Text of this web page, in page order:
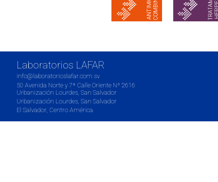
Laboratorios LAFAR
info@laboratorioslafar.com.sv
50 Avenida Norte y 7ª Calle Oriente Nº 2616
Urbanización Lourdes, San Salvador
Urbanización Lourdes, San Salvador
El Salvador, Centro América.